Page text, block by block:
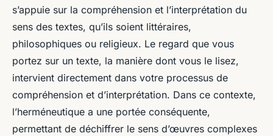
s’appuie sur la compréhension et l’interprétation du
sens des textes, qu’ils soient littéraires,
philosophiques ou religieux. Le regard que vous
portez sur un texte, la manière dont vous le lisez,
intervient directement dans votre processus de
compréhension et d’interprétation. Dans ce contexte,
l’herméneutique a une portée conséquente,
permettant de déchiffrer le sens d’œuvres complexes